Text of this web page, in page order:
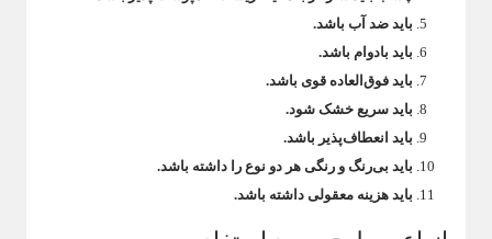
باید ضد آب باشد.
باید بادوام باشد.
باید فوق‌العاده قوی باشد.
باید سریع خشک شود.
باید انعطاف‌پذیر باشد.
باید بی‌رنگ و رنگی هر دو نوع را داشته باشد.
باید هزینه معقولی داشته باشد.